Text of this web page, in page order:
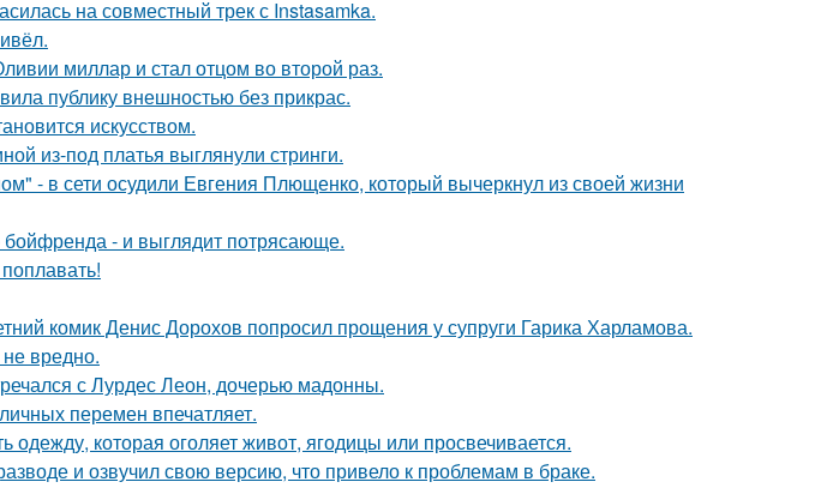
на совместный трек с Instasamka.
миллар и стал отцом во второй раз.
публику внешностью без прикрас.
искусством.
из-под платья выглянули стринги.
- в сети осудили Евгения Плющенко, который вычеркнул из своей жизни
- и выглядит потрясающе.
комик Денис Дорохов попросил прощения у супруги Гарика Харламова.
вредно.
с Лурдес Леон, дочерью мадонны.
перемен впечатляет.
одежду, которая оголяет живот, ягодицы или просвечивается.
и озвучил свою версию, что привело к проблемам в браке.